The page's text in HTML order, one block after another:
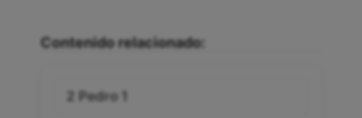
Contenido relacionado:
2 Pedro 1